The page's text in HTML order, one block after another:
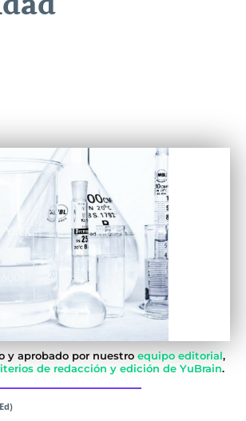
y aprobado por nuestro equipo editorial,
de redacción y edición de YuBrain.